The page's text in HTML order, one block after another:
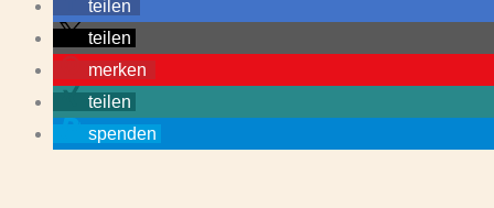
teilen
teilen
merken
teilen
spenden